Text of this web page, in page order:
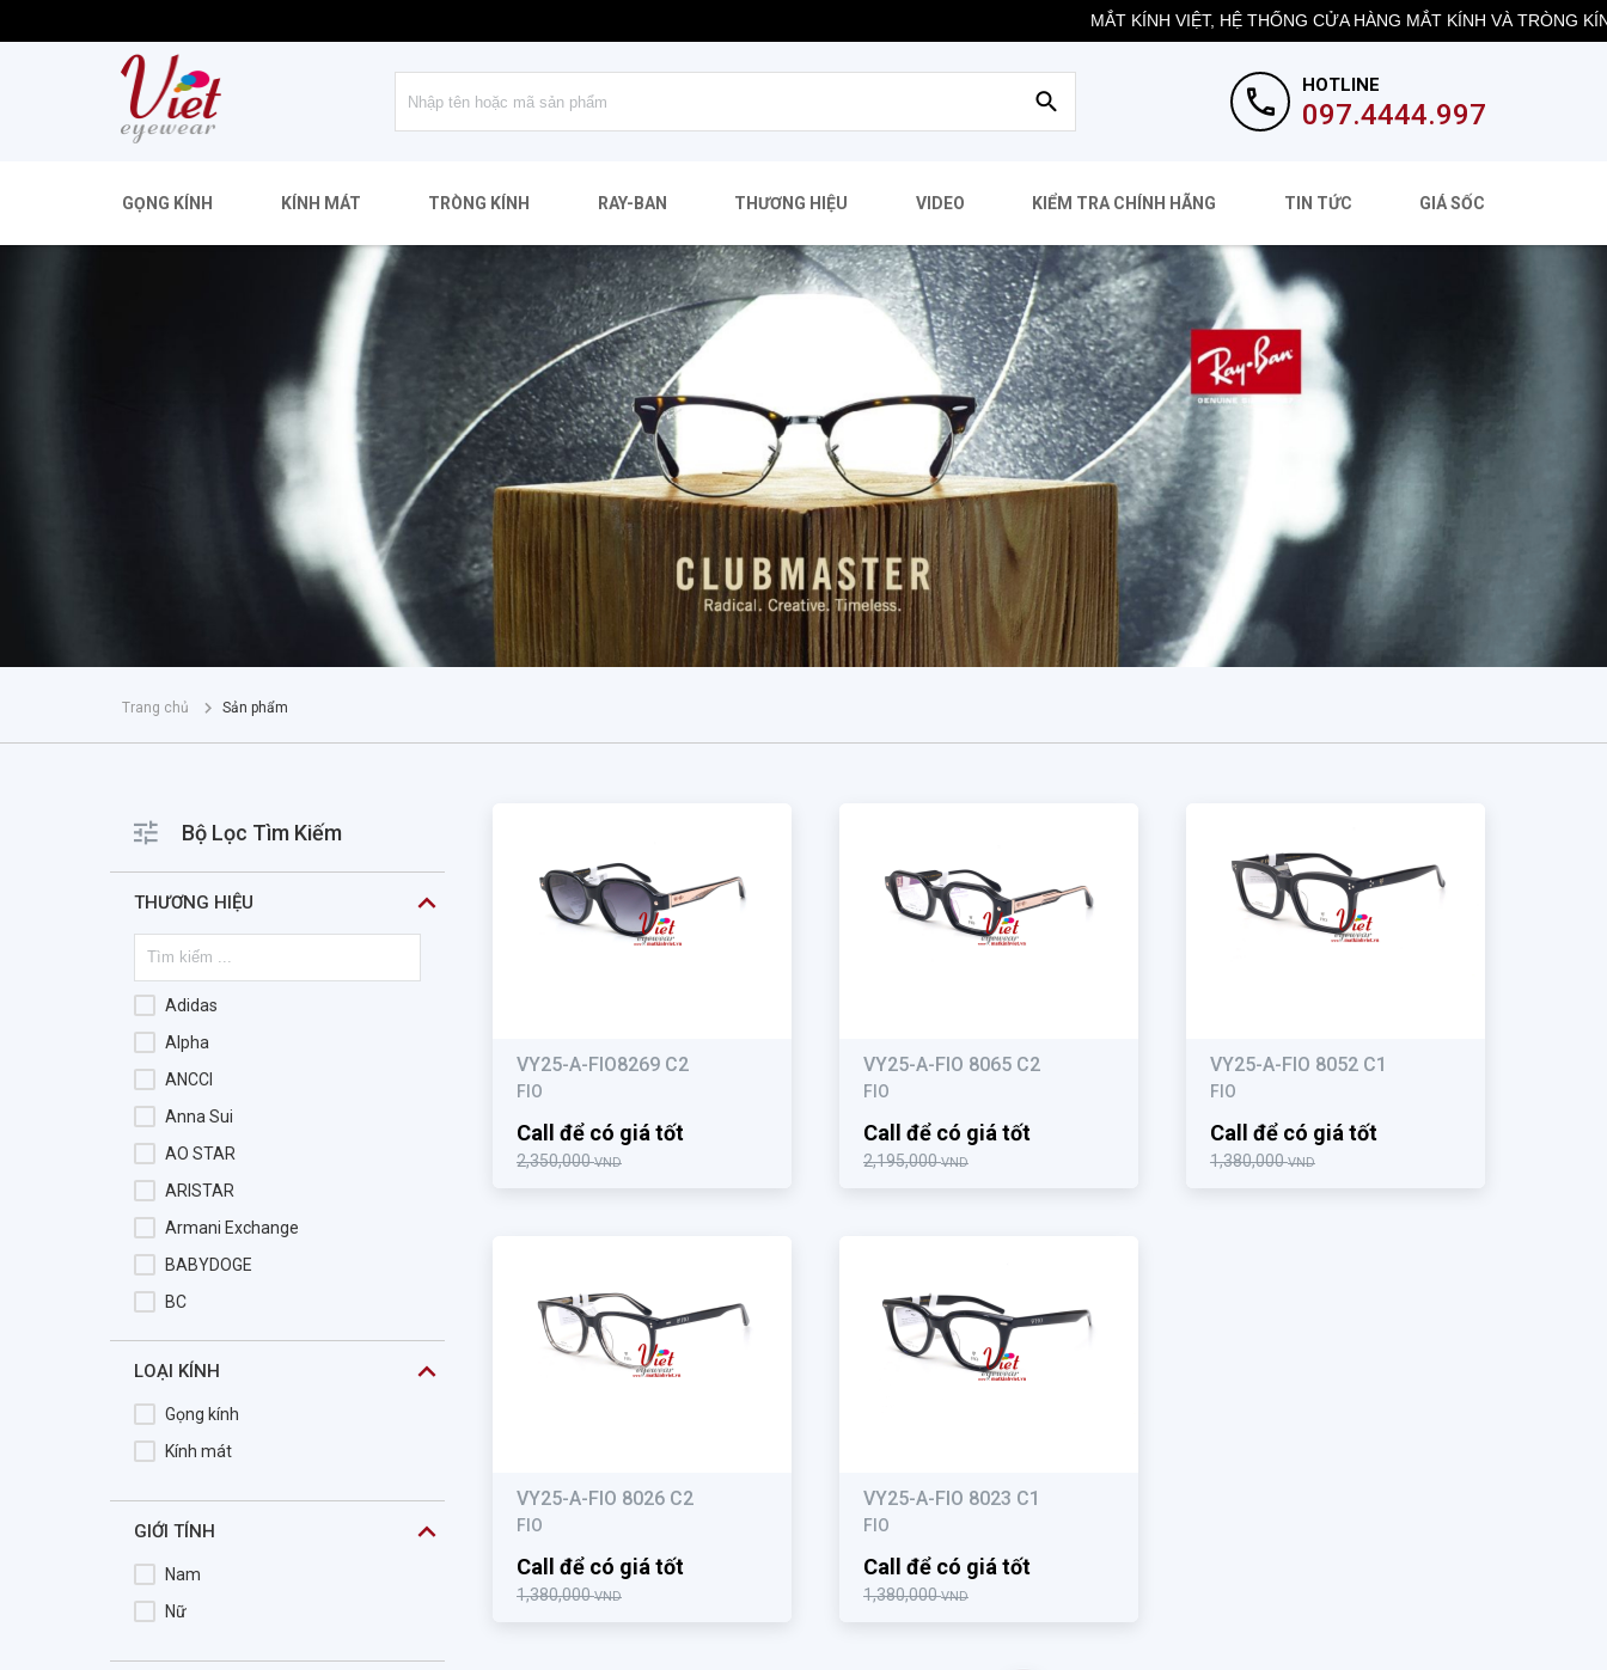
MẮT KÍNH VIỆT, HỆ THỐNG CỬA HÀNG MẮT KÍNH VÀ TRÒNG KÍNH
HOTLINE
097.4444.997
GỌNG KÍNH KÍNH MÁT TRÒNG KÍNH RAY-BAN THƯƠNG HIỆU VIDEO KIỂM TRA CHÍNH HÃNG TIN TỨC GIÁ SỐC
Trang chủ Sản phẩm
Bộ Lọc Tìm Kiếm
THƯƠNG HIỆU
Adidas
Alpha
ANCCI
Anna Sui
AO STAR
ARISTAR
Armani Exchange
BABYDOGE
BC
BeBe
BENTLEY
Blake
BOLON
Burberry
LOẠI KÍNH
Gọng kính
Kính mát
GIỚI TÍNH
Nam
Nữ
VY25-A-FIO8269 C2
FIO
2,350,000VND
Call để có giá tốt
VY25-A-FIO 8065 C2
FIO
2,195,000VND
Call để có giá tốt
VY25-A-FIO 8052 C1
FIO
1,380,000VND
Call để có giá tốt
VY25-A-FIO 8026 C2
FIO
1,380,000VND
Call để có giá tốt
VY25-A-FIO 8023 C1
FIO
1,380,000VND
Call để có giá tốt